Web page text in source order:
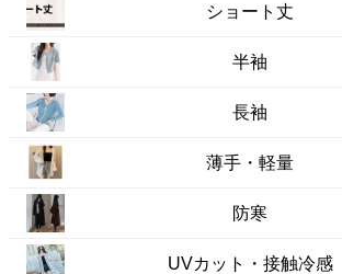
ショート丈
半袖
長袖
薄手・軽量
防寒
UVカット・接触冷感